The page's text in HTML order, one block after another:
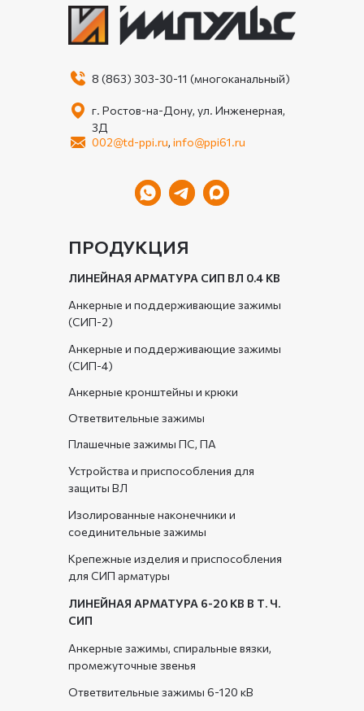
ЛИНЕЙНАЯ АРМАТУРА 6-20 КВ В Т. Ч.
СИП
Ответвительные зажимы 6-120 кВ
Анкерные зажимы, спиральные вязки,
промежуточные звенья
Крепежные изделия и приспособления
для СИП арматуры
Изолированные наконечники и
соединительные зажимы
Устройства и приспособления для
защиты ВЛ
Плашечные зажимы ПС, ПА
Ответвительные зажимы
Анкерные кронштейны и крюки
Анкерные и поддерживающие зажимы
(СИП-4)
Анкерные и поддерживающие зажимы
(СИП-2)
ЛИНЕЙНАЯ АРМАТУРА СИП ВЛ 0.4 КВ
ПРОДУКЦИЯ
002@td-ppi.ru, info@ppi61.ru
г. Ростов-на-Дону, ул. Инженерная,
3Д
8 (863) 303-30-11 (многоканальный)